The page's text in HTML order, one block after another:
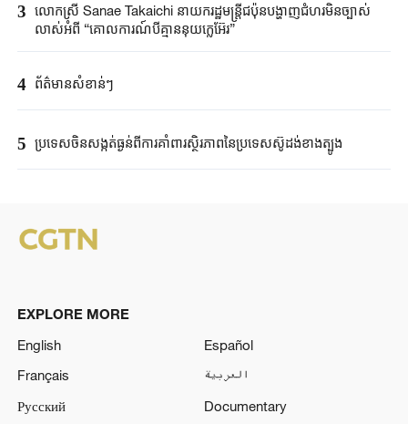
3 លោកស្រី Sanae ​Takaichi ​នាយករដ្ឋមន្ត្រី​ជប៉ុន​បង្ហាញជំហរមិន​ច្បាស់​
លាស់​អំពី ​“គោលការណ៍បី​គ្មាននុយក្លេអ៊ែរ​”​
4 ព័ត៌មានសំខាន់ៗ
5 ប្រទេសចិនសង្កត់ធ្ងន់ពីការគាំពារស្ថិរភាពនៃប្រទេសស៊ូដង់ខាងត្បូង
EXPLORE MORE
English
Español
Français
العربية
Русский
Documentary